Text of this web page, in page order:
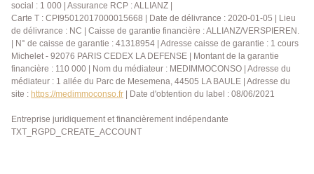
social : 1 000 | Assurance RCP : ALLIANZ |
Carte T : CPI95012017000015668 | Date de délivrance : 2020-01-05 | Lieu
de délivrance : NC | Caisse de garantie financière : ALLIANZ/VERSPIEREN.
| N° de caisse de garantie : 41318954 | Adresse caisse de garantie : 1 cours
Michelet - 92076 PARIS CEDEX LA DEFENSE | Montant de la garantie
financière : 110 000 | Nom du médiateur : MEDIMMOCONSO | Adresse du
médiateur : 1 allée du Parc de Mesemena, 44505 LA BAULE | Adresse du
site : https://medimmoconso.fr | Date d'obtention du label : 08/06/2021
Entreprise juridiquement et financièrement indépendante
TXT_RGPD_CREATE_ACCOUNT